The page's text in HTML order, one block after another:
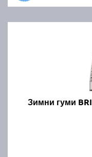
Зимни гуми